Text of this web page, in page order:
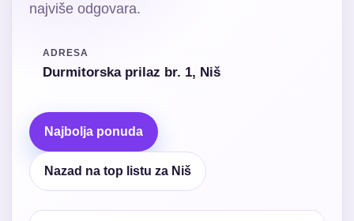
najviše odgovara.
ADRESA
Durmitorska prilaz br. 1, Niš
Najbolja ponuda
Nazad na top listu za Niš